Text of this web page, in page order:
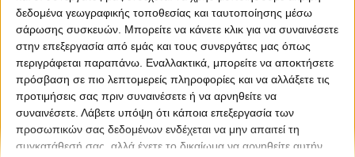
δεδομένα γεωγραφικής τοποθεσίας και ταυτοποίησης μέσω
σάρωσης συσκευών. Μπορείτε να κάνετε κλικ για να συναινέσετε
στην επεξεργασία από εμάς και τους συνεργάτες μας όπως
περιγράφεται παραπάνω. Εναλλακτικά, μπορείτε να αποκτήσετε
πρόσβαση σε πιο λεπτομερείς πληροφορίες και να αλλάξετε τις
προτιμήσεις σας πριν συναινέσετε ή να αρνηθείτε να
συναινέσετε. Λάβετε υπόψη ότι κάποια επεξεργασία των
προσωπικών σας δεδομένων ενδέχεται να μην απαιτεί τη
συγκατάθεσή σας, αλλά έχετε το δικαίωμα να αρνηθείτε αυτήν